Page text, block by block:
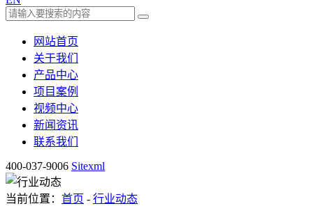
网站首页
关于我们
产品中心
项目案例
视频中心
新闻资讯
联系我们
400-037-9006 Sitexml
当前位置： 首页 - 行业动态